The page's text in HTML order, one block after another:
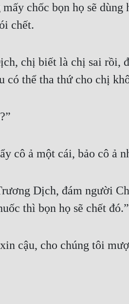
chốc bọn họ sẽ dùng
chết.
chị biết là chị sai rồi,
thể tha thứ cho chị
cô ả một cái, bảo cô ả
Dịch, đám người
thì bọn họ sẽ chết đó.”
cậu, cho chúng tôi